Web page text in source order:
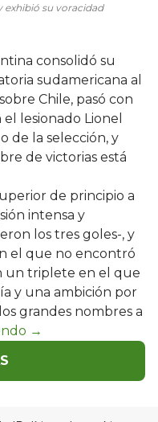
exhibió su voracidad
consolidó su
sudamericana al
Chile, pasó con
lesionado Lionel
de la selección, y
de victorias está
de principio a
intensa y
los tres goles-, y
el que no encontró
un triplete en el que
y una ambición por
grandes nombres a